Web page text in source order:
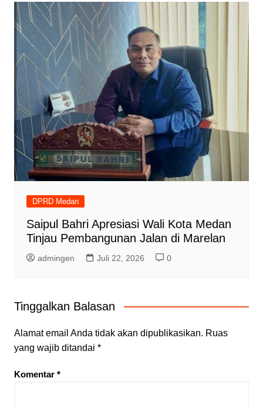
DPRD Medan
Saipul Bahri Apresiasi Wali Kota Medan
Tinjau Pembangunan Jalan di Marelan
admingen Juli 22, 2026 0
Tinggalkan Balasan
Alamat email Anda tidak akan dipublikasikan. Ruas
yang wajib ditandai *
Komentar *